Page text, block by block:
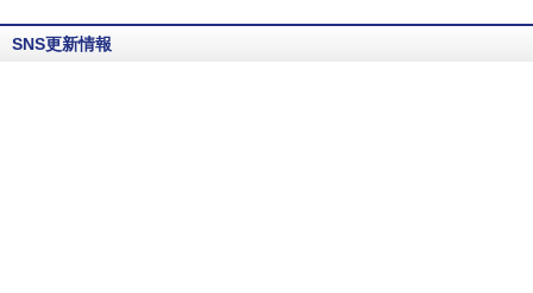
SNS更新情報